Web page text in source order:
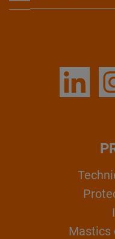
Mastics